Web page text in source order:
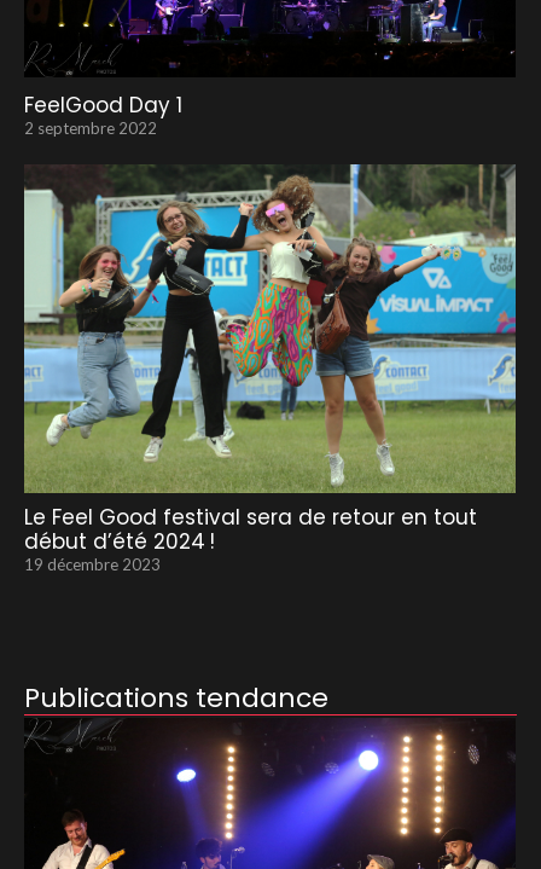
FeelGood Day 1
2 septembre 2022
Le Feel Good festival sera de retour en tout
début d’été 2024 !
19 décembre 2023
Publications tendance